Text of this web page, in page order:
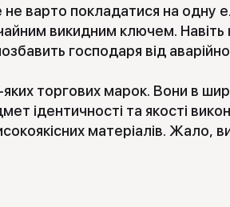
варто покладатися на одну
викидним ключем.
господаря від
торгових марок. Вони в
ідентичності та якості
матеріалів. Жало,